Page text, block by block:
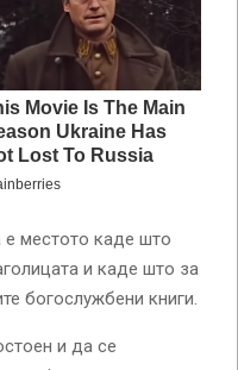
е местото каде што
и каде што за
богослужбени книги.
и да се